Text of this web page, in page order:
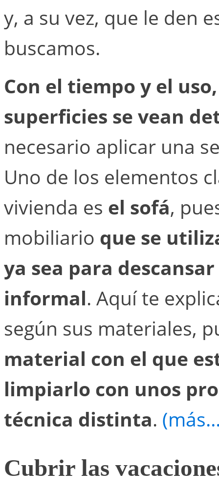
y, a su vez, que le den
buscamos.
Con el tiempo y el
superficies se vean
necesario aplicar una
Uno de los elementos
vivienda es el sofá,
mobiliario que se
ya sea para
informal. Aquí te
según sus materiales,
material con el que
limpiarlo con unos
técnica distinta.
Cubrir las